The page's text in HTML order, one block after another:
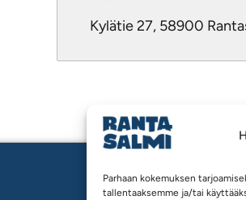
Parhaan kokemuksen
tallentaaksemme ja/tai
Kylätie 27, 58900